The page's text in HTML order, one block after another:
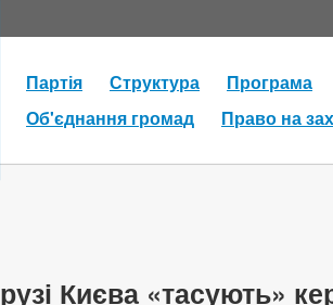
Партія Структура
Програма
Об'єднання громад
Право на
Києва «тасують»